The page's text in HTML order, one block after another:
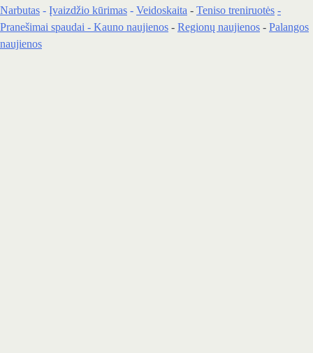
Narbutas - Įvaizdžio kūrimas - Veidoskaita - Teniso treniruotės -
Pranešimai spaudai - Kauno naujienos - Regionų naujienos - Palangos
naujienos